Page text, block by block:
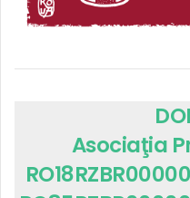
Asociaţia